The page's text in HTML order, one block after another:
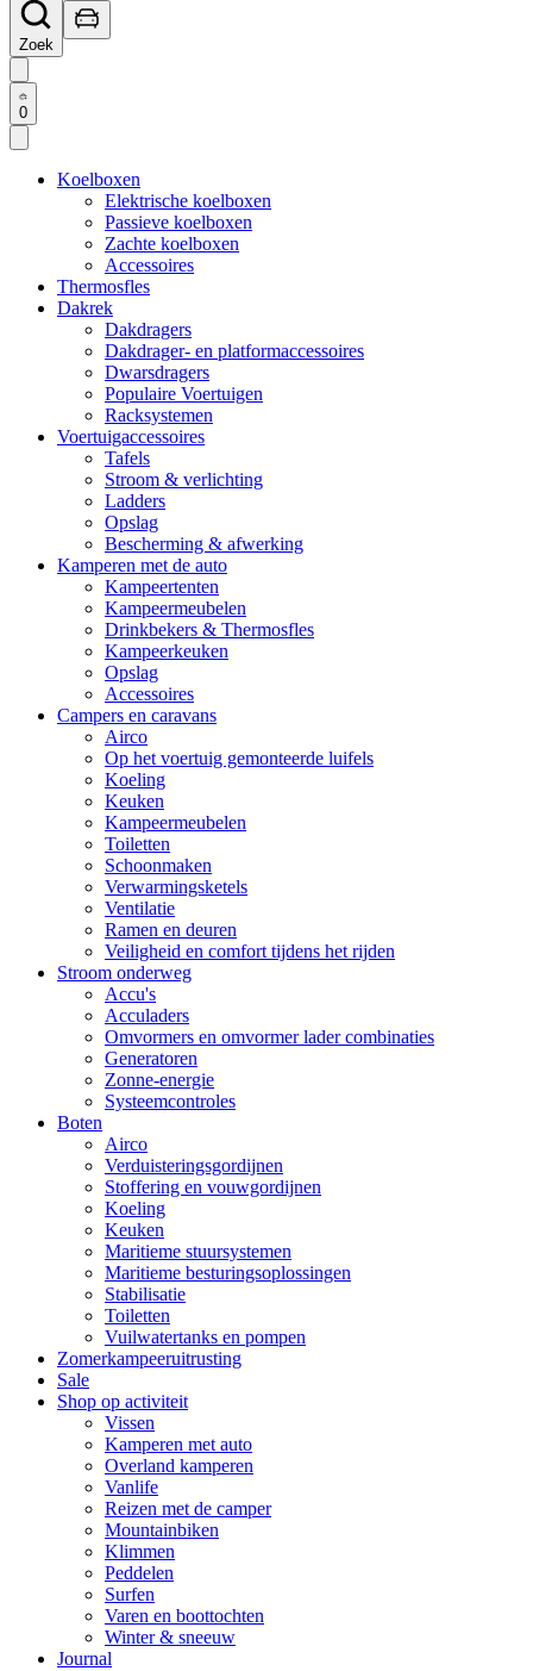
Zoek
0
Koelboxen
Elektrische koelboxen
Passieve koelboxen
Zachte koelboxen
Accessoires
Thermosfles
Dakrek
Dakdragers
Dakdrager- en platformaccessoires
Dwarsdragers
Populaire Voertuigen
Racksystemen
Voertuigaccessoires
Tafels
Stroom & verlichting
Ladders
Opslag
Bescherming & afwerking
Kamperen met de auto
Kampeertenten
Kampeermeubelen
Drinkbekers & Thermosfles
Kampeerkeuken
Opslag
Accessoires
Campers en caravans
Airco
Op het voertuig gemonteerde luifels
Koeling
Keuken
Kampeermeubelen
Toiletten
Schoonmaken
Verwarmingsketels
Ventilatie
Ramen en deuren
Veiligheid en comfort tijdens het rijden
Stroom onderweg
Accu's
Acculaders
Omvormers en omvormer lader combinaties
Generatoren
Zonne-energie
Systeemcontroles
Boten
Airco
Verduisteringsgordijnen
Stoffering en vouwgordijnen
Koeling
Keuken
Maritieme stuursystemen
Maritieme besturingsoplossingen
Stabilisatie
Toiletten
Vuilwatertanks en pompen
Zomerkampeeruitrusting
Sale
Shop op activiteit
Vissen
Kamperen met auto
Overland kamperen
Vanlife
Reizen met de camper
Mountainbiken
Klimmen
Peddelen
Surfen
Varen en boottochten
Winter & sneeuw
Journal